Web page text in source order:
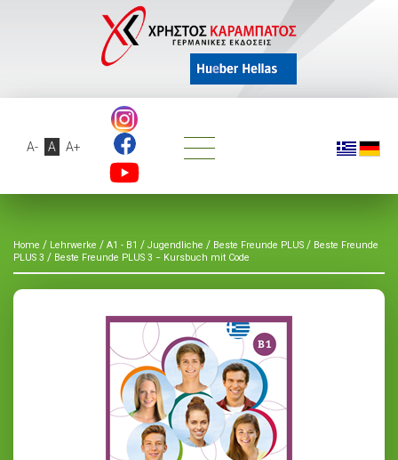
A- A A+
Home / Lehrwerke / A1 - B1 / Jugendliche / Beste Freunde PLUS / Beste Freunde
PLUS 3 / Beste Freunde PLUS 3 − Kursbuch mit Code